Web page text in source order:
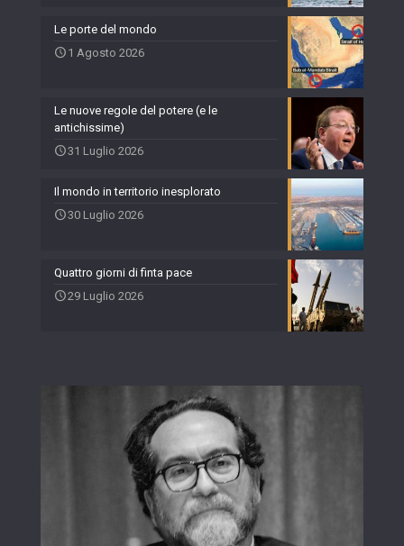
Le porte del mondo
1 Agosto 2026
Le nuove regole del potere (e le
antichissime)
31 Luglio 2026
Il mondo in territorio inesplorato
30 Luglio 2026
Quattro giorni di finta pace
29 Luglio 2026